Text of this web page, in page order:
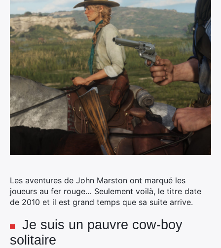
Les aventures de John Marston ont marqué les
joueurs au fer rouge… Seulement voilà, le titre date
de 2010 et il est grand temps que sa suite arrive.
Je suis un pauvre cow-boy
solitaire